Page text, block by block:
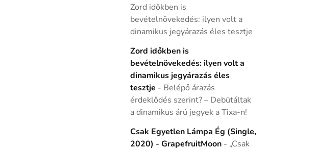
Zord időkben is
bevételnövekedés: ilyen volt a
dinamikus jegyárazás éles tesztje
Zord időkben is
bevételnövekedés: ilyen volt a
dinamikus jegyárazás éles
tesztje - Belépő árazás
érdeklődés szerint? – Debütáltak
a dinamikus árú jegyek a Tixa-n!
Csak Egyetlen Lámpa Ég (Single,
2020) - GrapefruitMoon- „Csak